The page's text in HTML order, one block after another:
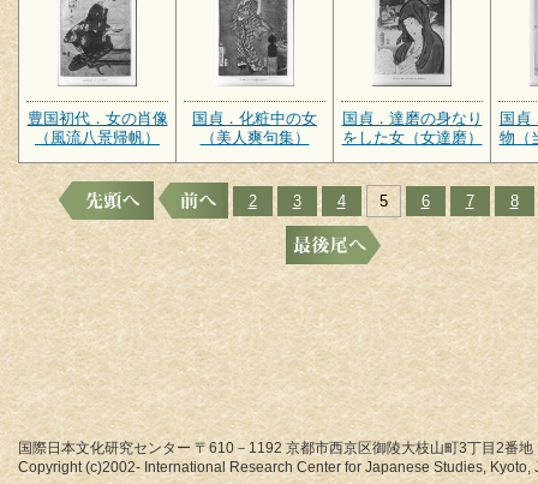
豊国初代．女の肖像
（風流八景帰帆）
国貞．化粧中の女
（美人爽句集）
国貞．達磨の身なり
をした女（女達磨）
国貞
物（
2 3 4 5 6 7 8
国際日本文化研究センター 〒610－1192 京都市西京区御陵大枝山町3丁目2番地
Copyright (c)2002- International Research Center for Japanese Studies, Kyoto,